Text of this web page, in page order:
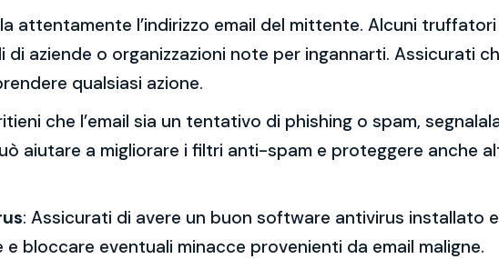
attentamente l’indirizzo email del mittente. Alcuni
di aziende o organizzazioni note per ingannarti. Assicurati
qualsiasi azione.
che l’email sia un tentativo di phishing o spam,
aiutare a migliorare i filtri anti-spam e proteggere anche
: Assicurati di avere un buon software antivirus installato
bloccare eventuali minacce provenienti da email maligne.